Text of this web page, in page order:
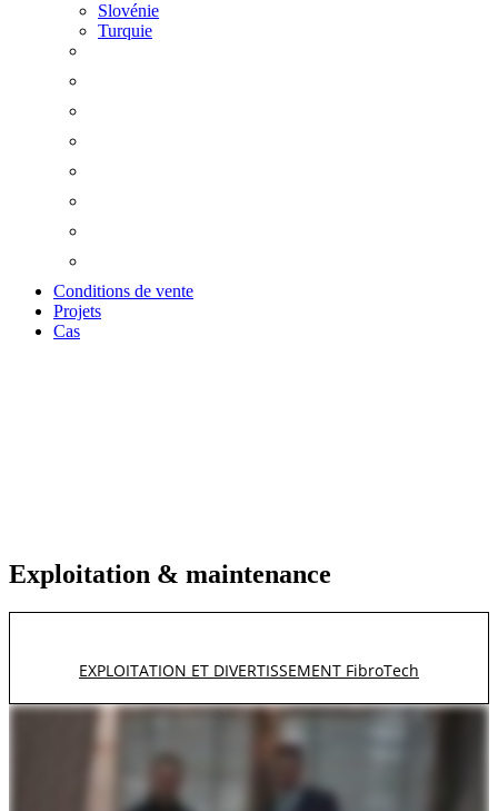
Slovénie
Turquie
Conditions de vente
Projets
Cas
Exploitation & maintenance
EXPLOITATION ET DIVERTISSEMENT FibroTech